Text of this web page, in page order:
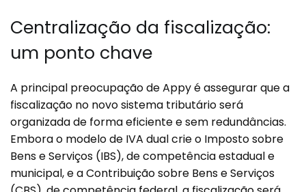
Centralização da fiscalização:
um ponto chave
A principal preocupação de Appy é assegurar que a
fiscalização no novo sistema tributário será
organizada de forma eficiente e sem redundâncias.
Embora o modelo de IVA dual crie o Imposto sobre
Bens e Serviços (IBS), de competência estadual e
municipal, e a Contribuição sobre Bens e Serviços